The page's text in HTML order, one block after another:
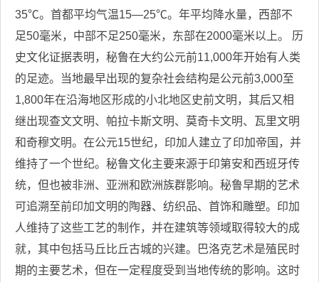
35℃。首都平均气温15—25℃。年平均降水量，西部不
足50毫米，中部不足250毫米，东部在2000毫米以上。 历
史文化证据表明，秘鲁在大约公元前11,000年开始有人类
的足迹。当地最早出现的复杂社会结构是公元前3,000至
1,800年在沿海地区形成的小北地区史前文明，其后又相
继出现查文文明、帕拉卡斯文明、莫奇卡文明、瓦里文明
和奇穆文明。在公元15世纪，印加人建立了印加帝国，并
维持了一个世纪。秘鲁文化主要来源于印第安和西班牙传
统，但也被非洲、亚洲和欧洲族群影响。秘鲁早期的艺术
可追溯至前印加文明的陶器、纺织品、首饰和雕塑。印加
人维持了这些工艺的制作，并在建筑等领域取得较大的成
就，其中包括马丘比丘古城的兴建。巴洛克艺术是殖民时
期的主要艺术，但在一定程度受到当地传统的影响。这时